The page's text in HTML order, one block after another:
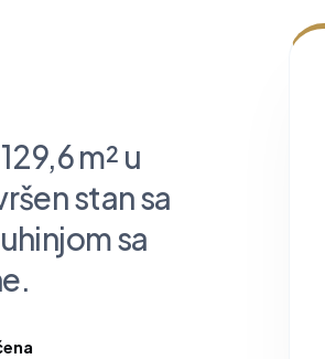
m² u
stan sa
sa